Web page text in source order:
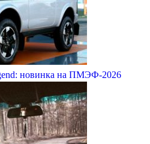
новинка на ПМЭФ-2026